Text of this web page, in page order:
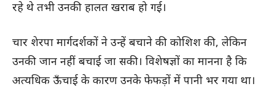
रहे थे तभी उनकी हालत खराब हो गई।
चार शेरपा मार्गदर्शकों ने उन्हें बचाने की कोशिश की, लेकिन
उनकी जान नहीं बचाई जा सकी। विशेषज्ञों का मानना है कि
अत्यधिक ऊँचाई के कारण उनके फेफड़ों में पानी भर गया था।